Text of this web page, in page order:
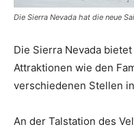
Die Sierra Nevada hat die neue
Die Sierra Nevada
Attraktionen wie den
verschiedenen Stellen
An der Talstation des